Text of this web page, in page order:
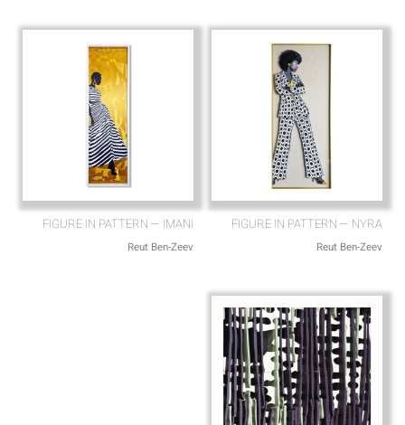
p
e
FIGURE IN PATTERN — NYRA
Reut Ben-Zeev
FIGURE IN PATTERN — IMANI
Reut Ben-Zeev